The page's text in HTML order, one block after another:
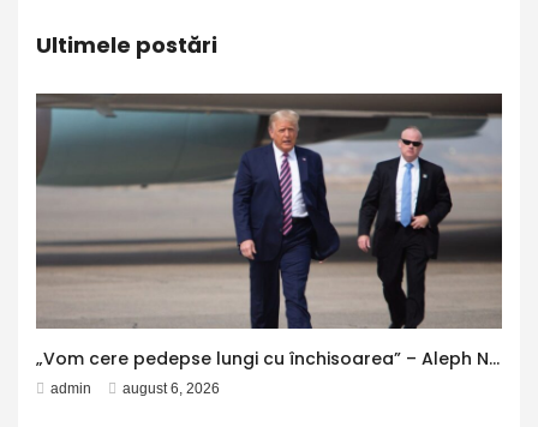
Ultimele postări
„Vom cere pedepse lungi cu închisoarea” – Aleph News
admin august 6, 2026